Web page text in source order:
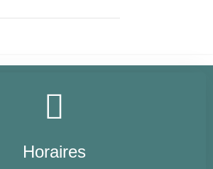
Horaires